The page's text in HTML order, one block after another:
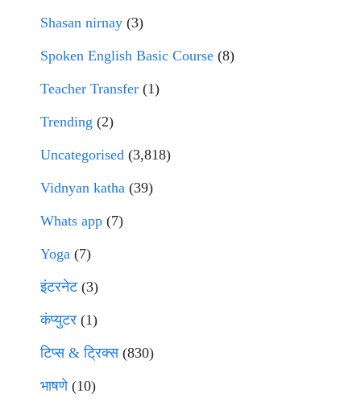
Shasan nirnay (3)
Spoken English Basic Course (8)
Teacher Transfer (1)
Trending (2)
Uncategorised (3,818)
Vidnyan katha (39)
Whats app (7)
Yoga (7)
इंटरनेट(3)
कंप्युटर (1)
टिप्स & ट्रिक्स(830)
भाषणे(10)